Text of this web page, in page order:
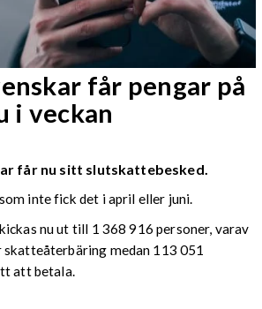
får pengar på
i veckan
får nu sitt slutskattebesked.
inte fick det i april eller juni.
nu ut till 1 368 916 personer, varav
medan 113 051
att betala.